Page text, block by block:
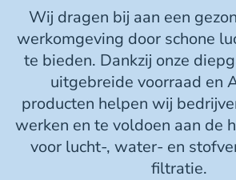
Wij dragen bij aan een
werkomgeving door schone
te bieden. Dankzij onze
uitgebreide voorraad en
producten helpen wij
werken en te voldoen aan de
voor lucht-, water- en
filtratie.